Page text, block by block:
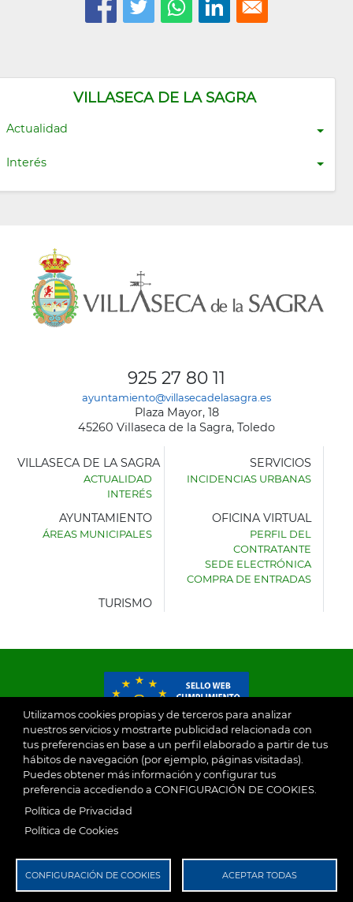
VILLASECA DE LA SAGRA
Actualidad
Interés
Utilizamos cookies propias y de terceros para analizar
nuestros servicios y mostrarte publicidad relacionada con
tus preferencias en base a un perfil elaborado a partir de tus
hábitos de navegación (por ejemplo, páginas visitadas).
Puedes obtener más información y configurar tus
preferencia accediendo a CONFIGURACIÓN DE COOKIES.
Política de Privacidad
Política de Cookies
CONFIGURACIÓN DE COOKIES ACEPTAR TODAS
925 27 80 11
ayuntamiento@villasecadelasagra.es
Plaza Mayor, 18
45260 Villaseca de la Sagra, Toledo
AYUNTAMIENTO
VILLASECA DE LA SAGRA
ACTUALIDAD
INTERÉS
SERVICIOS
INCIDENCIAS URBANAS
AYUNTAMIENTO
ÁREAS MUNICIPALES
OFICINA VIRTUAL
PERFIL DEL
CONTRATANTE
SEDE ELECTRÓNICA
COMPRA DE ENTRADAS
TURISMO
© 2026
Ayuntamiento de Villaseca de la Sagra Aviso Legal